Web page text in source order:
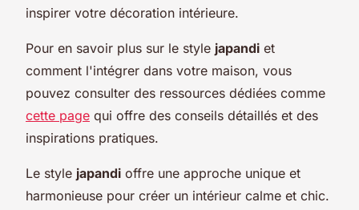
inspirer votre décoration intérieure.
Pour en savoir plus sur le style japandi et
comment l'intégrer dans votre maison, vous
pouvez consulter des ressources dédiées comme
cette page qui offre des conseils détaillés et des
inspirations pratiques.
Le style japandi offre une approche unique et
harmonieuse pour créer un intérieur calme et chic.